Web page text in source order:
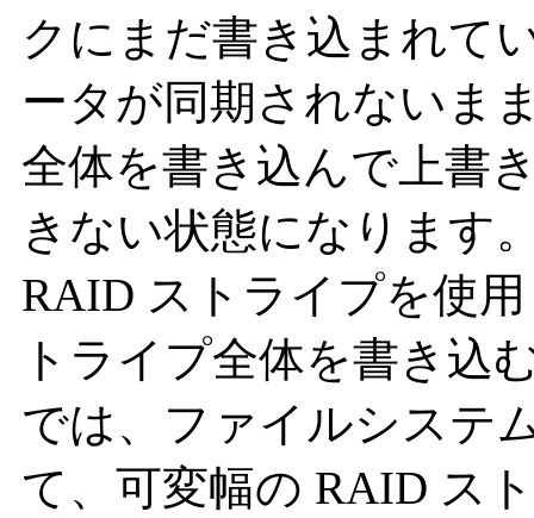
クにまだ書き込まれて
ータが同期されないま
全体を書き込んで上書
きない状態になります
RAID ストライプを使
トライプ全体を書き込
では、ファイルシステ
て、可変幅の RAID ス